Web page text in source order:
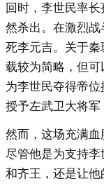
回时，李世民率
然杀出。在激烈
死李元吉。关于
载较为简略，但可
为李世民夺得帝
授予左武卫大将军
然而，这场充满血
尽管他是为支持
和齐王，还是让